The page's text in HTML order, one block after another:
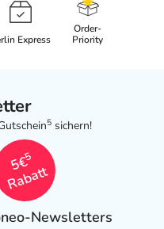
Express
Order-
Priority
5 sichern!
5€
5
Rabatt
Newsletters